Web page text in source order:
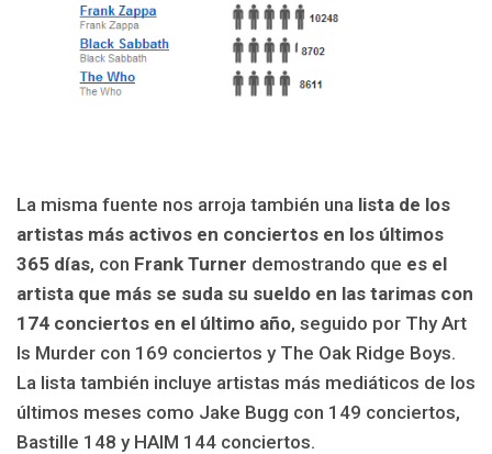
La misma fuente nos arroja también una lista de los
artistas más activos en conciertos en los últimos
365 días, con Frank Turner demostrando que es el
artista que más se suda su sueldo en las tarimas con
174 conciertos en el último año, seguido por Thy Art
Is Murder con 169 conciertos y The Oak Ridge Boys.
La lista también incluye artistas más mediáticos de los
últimos meses como Jake Bugg con 149 conciertos,
Bastille 148 y HAIM 144 conciertos.